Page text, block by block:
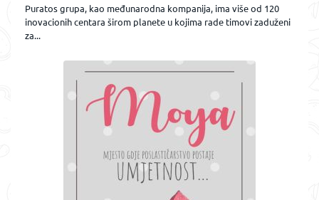
Puratos grupa, kao međunarodna kompanija, ima više od 120
inovacionih centara širom planete u kojima rade timovi zaduženi
za...